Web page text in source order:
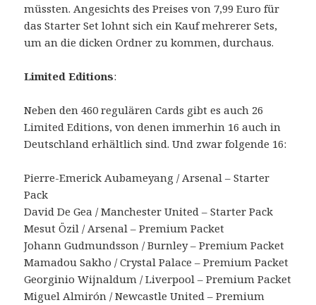
müssten. Angesichts des Preises von 7,99 Euro für
das Starter Set lohnt sich ein Kauf mehrerer Sets,
um an die dicken Ordner zu kommen, durchaus.
Limited Editions:
Neben den 460 regulären Cards gibt es auch 26
Limited Editions, von denen immerhin 16 auch in
Deutschland erhältlich sind. Und zwar folgende 16:
Pierre-Emerick Aubameyang / Arsenal – Starter
Pack
David De Gea / Manchester United – Starter Pack
Mesut Özil / Arsenal – Premium Packet
Johann Gudmundsson / Burnley – Premium Packet
Mamadou Sakho / Crystal Palace – Premium Packet
Georginio Wijnaldum / Liverpool – Premium Packet
Miguel Almirón / Newcastle United – Premium